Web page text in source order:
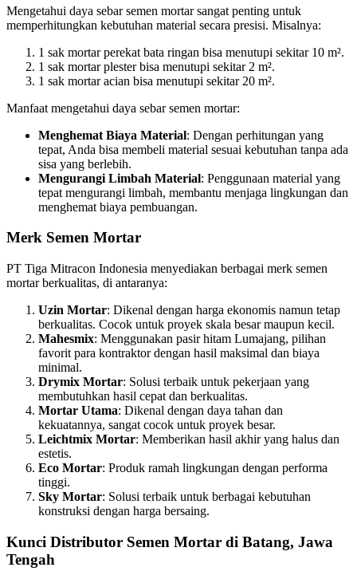
Mengetahui daya sebar semen mortar sangat penting untuk
memperhitungkan kebutuhan material secara presisi. Misalnya:
1 sak mortar perekat bata ringan bisa menutupi sekitar 10 m².
1 sak mortar plester bisa menutupi sekitar 2 m².
1 sak mortar acian bisa menutupi sekitar 20 m².
Manfaat mengetahui daya sebar semen mortar:
Menghemat Biaya Material: Dengan perhitungan yang
tepat, Anda bisa membeli material sesuai kebutuhan tanpa ada
sisa yang berlebih.
Mengurangi Limbah Material: Penggunaan material yang
tepat mengurangi limbah, membantu menjaga lingkungan dan
menghemat biaya pembuangan.
Merk Semen Mortar
PT Tiga Mitracon Indonesia menyediakan berbagai merk semen
mortar berkualitas, di antaranya:
Uzin Mortar: Dikenal dengan harga ekonomis namun tetap
berkualitas. Cocok untuk proyek skala besar maupun kecil.
Mahesmix: Menggunakan pasir hitam Lumajang, pilihan
favorit para kontraktor dengan hasil maksimal dan biaya
minimal.
Drymix Mortar: Solusi terbaik untuk pekerjaan yang
membutuhkan hasil cepat dan berkualitas.
Mortar Utama: Dikenal dengan daya tahan dan
kekuatannya, sangat cocok untuk proyek besar.
Leichtmix Mortar: Memberikan hasil akhir yang halus dan
estetis.
Eco Mortar: Produk ramah lingkungan dengan performa
tinggi.
Sky Mortar: Solusi terbaik untuk berbagai kebutuhan
konstruksi dengan harga bersaing.
Kunci Distributor Semen Mortar di Batang, Jawa
Tengah